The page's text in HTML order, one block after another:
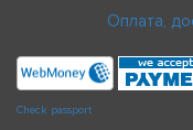
Оплата,
Check passport